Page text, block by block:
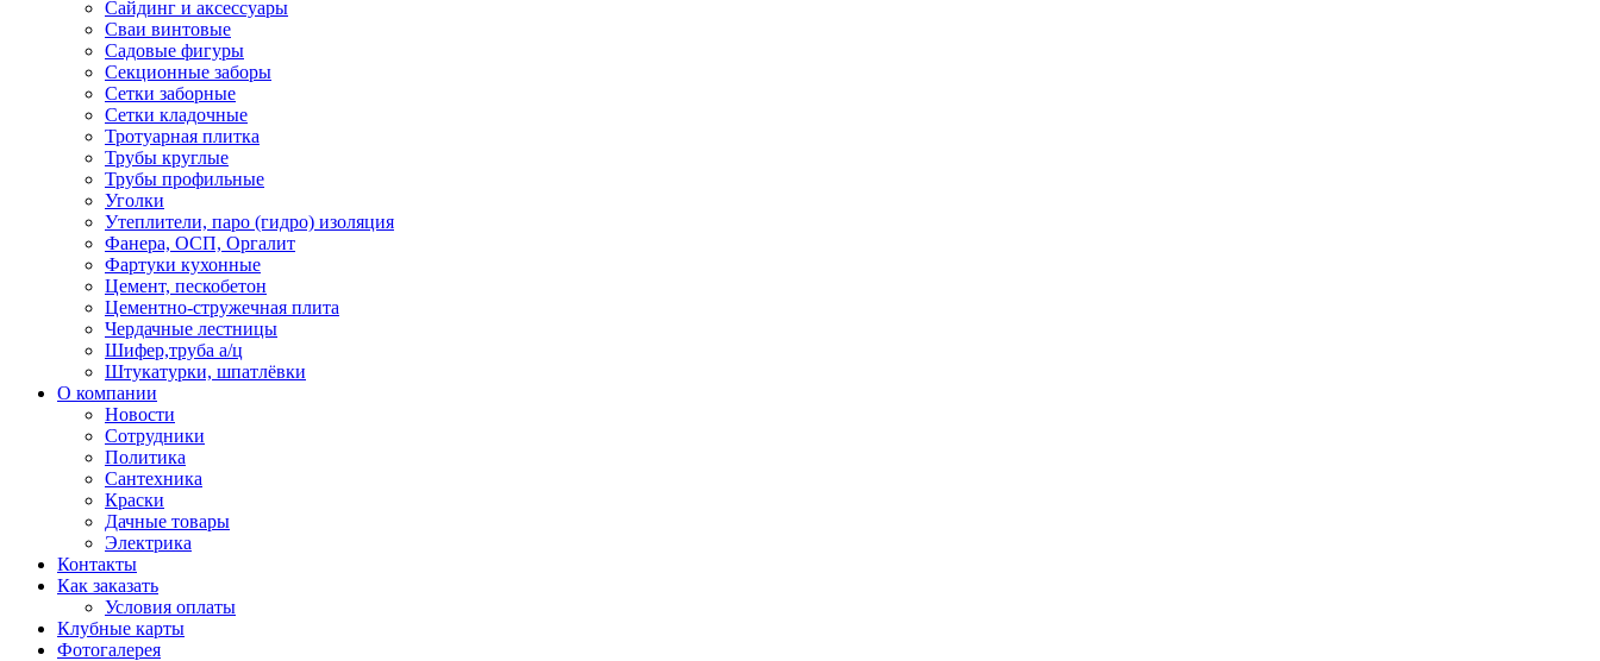
Сайдинг и аксессуары
Сваи винтовые
Садовые фигуры
Секционные заборы
Сетки заборные
Сетки кладочные
Тротуарная плитка
Трубы круглые
Трубы профильные
Уголки
Утеплители, паро (гидро) изоляция
Фанера, ОСП, Оргалит
Фартуки кухонные
Цемент, пескобетон
Цементно-стружечная плита
Чердачные лестницы
Шифер,труба а/ц
Штукатурки, шпатлёвки
О компании
Новости
Сотрудники
Политика
Сантехника
Краски
Дачные товары
Электрика
Контакты
Как заказать
Условия оплаты
Клубные карты
Фотогалерея